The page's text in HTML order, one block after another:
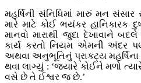
મહર્ષિની સંનિધિમાં મારું મન
મારે માટે કોઈ ભયંકર હાનિકારક
માનવો મારાથી જુદા દેખાવાને
કાર્ય કરતો નિયમ એમની અંદર
અથવા અનુભૂતિનું પ્રાકટ્ય
થવા લાગ્યું : ‘જ્યારે કોઈને મળો
વસે છે તે ઈશ્વર જ છે.’